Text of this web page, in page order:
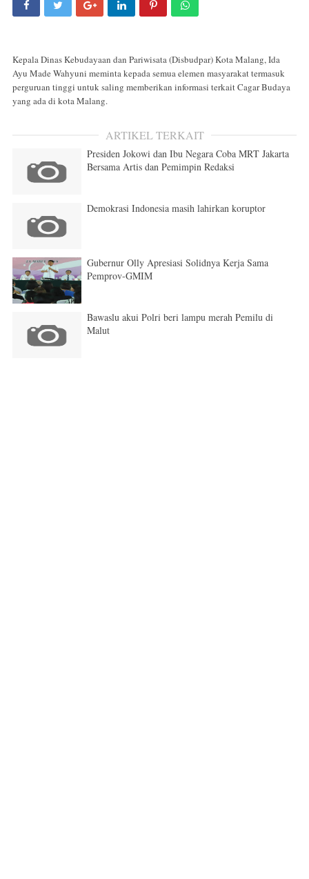
Kepala Dinas Kebudayaan dan Pariwisata (Disbudpar) Kota Malang, Ida
Ayu Made Wahyuni meminta kepada semua elemen masyarakat termasuk
perguruan tinggi untuk saling memberikan informasi terkait Cagar Budaya
yang ada di kota Malang.
ARTIKEL TERKAIT
Presiden Jokowi dan Ibu Negara Coba MRT Jakarta
Bersama Artis dan Pemimpin Redaksi
Demokrasi Indonesia masih lahirkan koruptor
Gubernur Olly Apresiasi Solidnya Kerja Sama
Pemprov-GMIM
Bawaslu akui Polri beri lampu merah Pemilu di
Malut